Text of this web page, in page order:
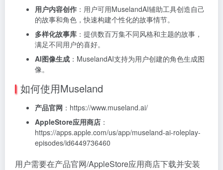
用户内容创作 ：用户可用MuselandAI辅助工具创造自己
的故事和角色，快速构建个性化的故事情节。
多样化故事库 ：提供数百万集不同风格和主题的故事，
满足不同用户的喜好。
AI图像生成 ：MuselandAI支持为用户创建的角色生成图
像。
如何使用Museland
产品官网 ：https://www.museland.ai/
AppleStore应用商店 ：
https://apps.apple.com/us/app/museland-ai-roleplay-
episodes/id6449736460
用户需要在产品官网/AppleStore应用商店下载并安装